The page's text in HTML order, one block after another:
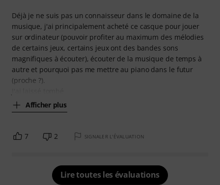
Déjà je ne suis pas un connaisseur dans le domaine de la
musique, j'ai principalement acheté ce casque pour jouer
sur ordinateur (pouvoir profiter au maximum des mélodies
de certains jeux, certains jeux ont des bandes sons
magnifiques à écouter), écouter de la musique de temps à
autre et pourquoi pas me mettre au piano dans le futur
(proche ?).
Afficher plus
7 2 SIGNALER L'ÉVALUATION
Lire toutes les évaluations